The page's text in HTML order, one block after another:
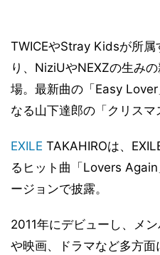
TWICEやStray Kidsが所属
り、NiziUやNEXZの生み
場。最新曲の「Easy
なる山下達郎の「クリスマ
EXILE TAKAHIROは、
るヒット曲「Lovers Again
ージョンで披露。
2011年にデビューし、メ
や映画、ドラマなど多方面